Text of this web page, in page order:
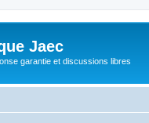
Jaec
garantie et discussions libres